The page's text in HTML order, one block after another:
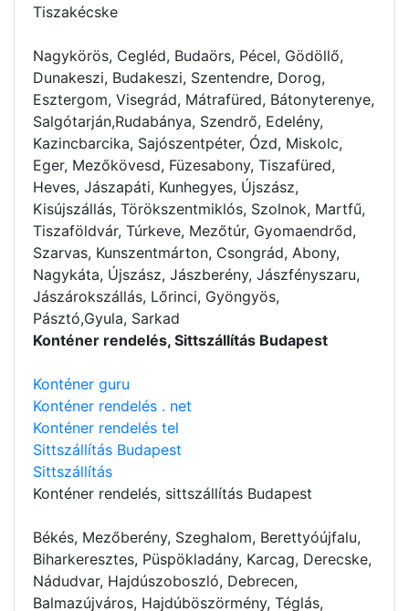
Tiszakécske
Nagykörös, Cegléd, Budaörs, Pécel, Gödöllő,
Dunakeszi, Budakeszi, Szentendre, Dorog,
Esztergom, Visegrád, Mátrafüred, Bátonyterenye,
Salgótarján,Rudabánya, Szendrő, Edelény,
Kazincbarcika, Sajószentpéter, Ózd, Miskolc,
Eger, Mezőkövesd, Füzesabony, Tiszafüred,
Heves, Jászapáti, Kunhegyes, Újszász,
Kisújszállás, Törökszentmiklós, Szolnok, Martfű,
Tiszaföldvár, Túrkeve, Mezőtúr, Gyomaendrőd,
Szarvas, Kunszentmárton, Csongrád, Abony,
Nagykáta, Újszász, Jászberény, Jászfényszaru,
Jászárokszállás, Lőrinci, Gyöngyös,
Pásztó,Gyula, Sarkad
Konténer rendelés, Sittszállítás Budapest
Konténer guru
Konténer rendelés . net
Konténer rendelés tel
Sittszállítás Budapest
Sittszállítás
Konténer rendelés, sittszállítás Budapest
Békés, Mezőberény, Szeghalom, Berettyóújfalu,
Biharkeresztes, Püspökladány, Karcag, Derecske,
Nádudvar, Hajdúszoboszló, Debrecen,
Balmazújváros, Hajdúböszörmény, Téglás,